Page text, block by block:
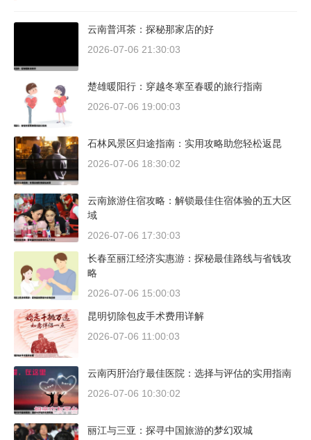
云南普洱茶：探秘那家店的好
2026-07-06 21:30:03
楚雄暖阳行：穿越冬寒至春暖的旅行指南
2026-07-06 19:00:03
石林风景区归途指南：实用攻略助您轻松返昆
2026-07-06 18:30:02
云南旅游住宿攻略：解锁最佳住宿体验的五大区
域
2026-07-06 17:30:03
长春至丽江经济实惠游：探秘最佳路线与省钱攻
略
2026-07-06 15:00:03
昆明切除包皮手术费用详解
2026-07-06 11:00:03
云南丙肝治疗最佳医院：选择与评估的实用指南
2026-07-06 10:30:02
丽江与三亚：探寻中国旅游的梦幻双城